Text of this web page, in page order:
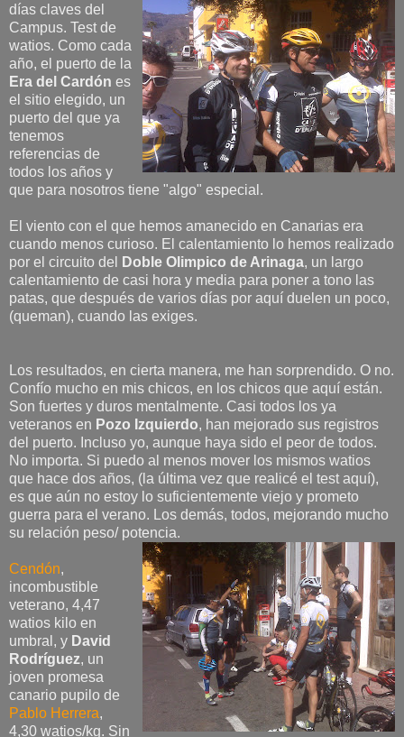
días claves del
Campus. Test de
watios. Como cada
año, el puerto de la
Era del Cardón es
el sitio elegido, un
puerto del que ya
tenemos
referencias de
todos los años y
que para nosotros tiene "algo" especial.
El viento con el que hemos amanecido en Canarias era
cuando menos curioso. El calentamiento lo hemos realizado
por el circuito del
Doble Olimpico de Arinaga, un largo
calentamiento de casi hora y media para poner a tono las
patas, que después de varios días por aquí duelen un poco,
(queman), cuando las exiges.
Los resultados, en cierta manera, me han sorprendido. O no.
Confío mucho en mis chicos, en los chicos que aquí están.
Son fuertes y duros mentalmente. Casi todos los ya
veteranos en Pozo Izquierdo, han mejorado sus registros
del puerto. Incluso yo, aunque haya sido el peor de todos.
No importa. Si puedo al menos mover los mismos watios
que hace dos años, (la última vez que realicé el test aquí),
es que aún no estoy lo suficientemente viejo y prometo
guerra para el verano. Los demás, todos, mejorando mucho
su relación peso/ potencia.
Cendón,
incombustible
veterano, 4,47
watios kilo en
umbral, y David
Rodríguez, un
joven promesa
canario pupilo de
Pablo Herrera,
4,30 watios/kg. Sin